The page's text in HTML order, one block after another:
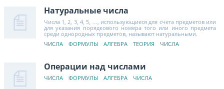
Натуральные числа
Числа 1, 2, 3, 4, 5, …, использующиеся для счета предметов или
для указания порядкового номера того или иного предмета
среди однородных предметов, называют натуральными.
ЧИСЛА
ФОРМУЛЫ АЛГЕБРА ТЕОРИЯ ЧИСЛА
Операции над числами
ЧИСЛА ФОРМУЛЫ АЛГЕБРА ЧИСЛА